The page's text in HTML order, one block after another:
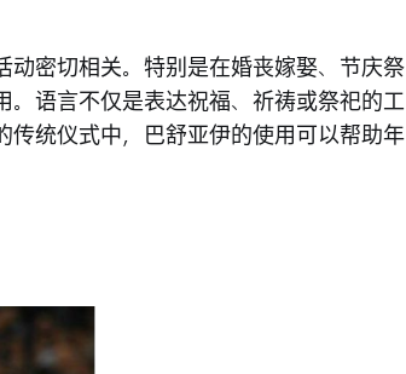
动密切相关。特别是在婚丧嫁娶、节庆祭
。语言不仅是表达祝福、祈祷或祭祀的工
传统仪式中，巴舒亚伊的使用可以帮助年